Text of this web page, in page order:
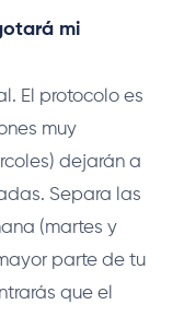
mi
El protocolo es
muy
dejarán a
Separa las
(martes y
parte de tu
que el